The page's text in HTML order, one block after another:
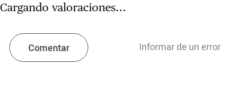
Cargando valoraciones...
Comentar Informar de un error